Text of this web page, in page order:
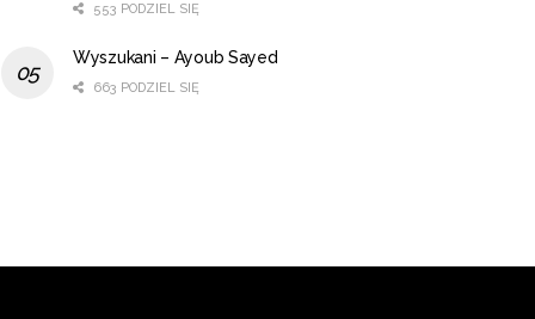
553 PODZIEL SIĘ
Wyszukani – Ayoub Sayed
663 PODZIEL SIĘ